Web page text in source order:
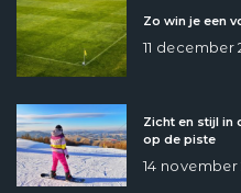
Zo win je een
11 december
Zicht en stijl in
op de piste
14 november